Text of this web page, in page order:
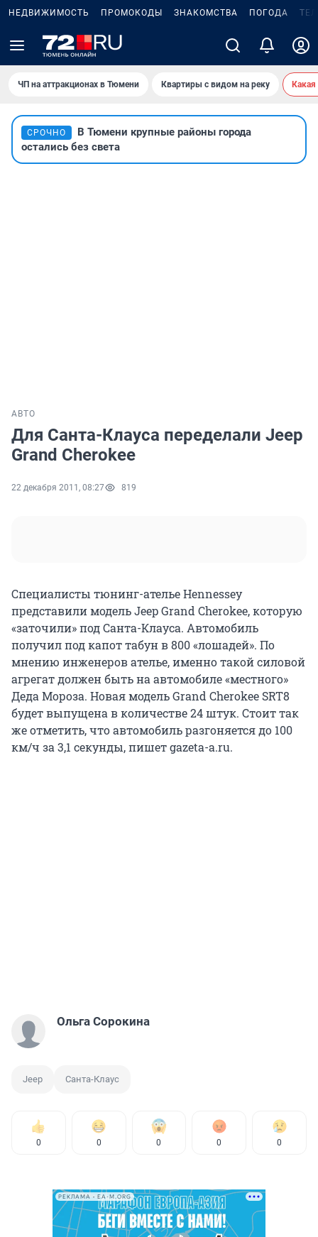
НЕДВИЖИМОСТЬ ПРОМОКОДЫ ЗНАКОМСТВА ПОГОДА
ЧП на аттракционах в Тюмени Квартиры с видом на реку
СРОЧНО
В Тюмени крупные районы города
остались без света
АВТО
Для Санта-Клауса переделали Jeep
Grand Cherokee
22 декабря 2011, 08:27 819
Специалисты тюнинг-ателье Hennessey
представили модель Jeep Grand Cherokee, которую
«заточили» под Санта-Клауса. Автомобиль
получил под капот табун в 800 «лошадей». По
мнению инженеров ателье, именно такой силовой
агрегат должен быть на автомобиле «местного»
Деда Мороза. Новая модель Grand Cherokee SRT8
будет выпущена в количестве 24 штук. Стоит так
же отметить, что автомобиль разгоняется до 100
км/ч за 3,1 секунды, пишет gazeta-a.ru.
Ольга Сорокина
Jeep Санта-Клаус
0 0 0 0 0
РЕКЛАМА • EA-M.ORG